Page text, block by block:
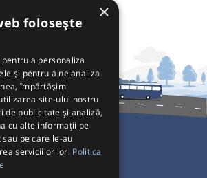
Pentru Călători
×
folosește
a personaliza
și pentru a ne analiza
împărtășim
site-ului nostru
de publicitate și analiză,
cu alte informații pe
pe care le-au
serviciilor lor. Politica